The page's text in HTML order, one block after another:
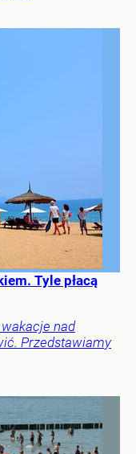
Tyle płacą
nad
Przedstawiamy